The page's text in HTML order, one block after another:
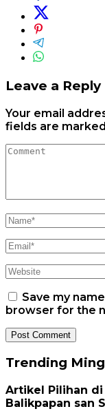
Leave a Reply
Your email
fields are marked
Save my
browser for the
Trending
Artikel Pilihan di
Balikpapan san